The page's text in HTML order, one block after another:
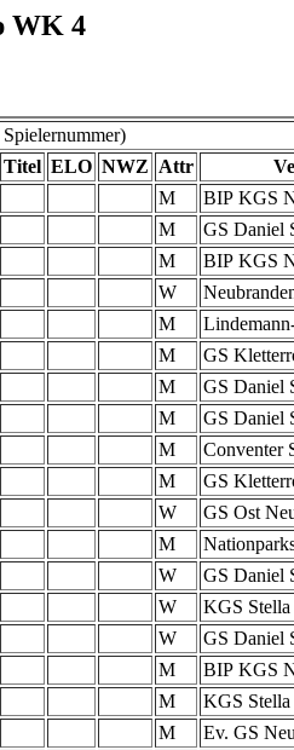
WK 4
Titel ELO NWZ Attr
M
BIP KGS
M
GS Daniel
M
BIP KGS
W
M
M
GS
M
GS Daniel
M
GS Daniel
M
Conventer
M
GS
W
GS Ost
M
W
GS Daniel
W
KGS Stella
W
GS Daniel
M
BIP KGS
M
KGS Stella
M
Ev. GS